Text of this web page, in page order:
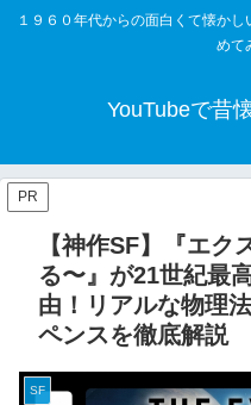
１９６０年代からの面白くて懐か
めて
YouTubeで昔
PR
【神作SF】『エ
る〜』が21世紀最
由！リアルな物理
ペンスを徹底解説
SF